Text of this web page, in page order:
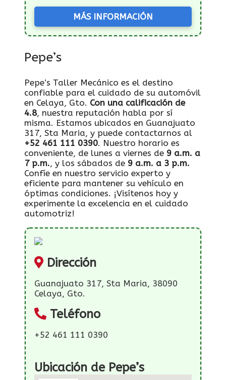
MÁS INFORMACIÓN
Pepe’s
Pepe’s Taller Mecánico es el destino
confiable para el cuidado de su automóvil
en Celaya, Gto. Con una calificación de
4.8, nuestra reputación habla por sí
misma. Estamos ubicados en Guanajuato
317, Sta Maria, y puede contactarnos al
+52 461 111 0390. Nuestro horario es
conveniente, de lunes a viernes de 9 a.m. a
7 p.m., y los sábados de 9 a.m. a 3 p.m.
Confíe en nuestro servicio experto y
eficiente para mantener su vehículo en
óptimas condiciones. ¡Visítenos hoy y
experimente la excelencia en el cuidado
automotriz!
Dirección
Guanajuato 317, Sta Maria, 38090
Celaya, Gto.
Teléfono
+52 461 111 0390
Ubicación de Pepe’s